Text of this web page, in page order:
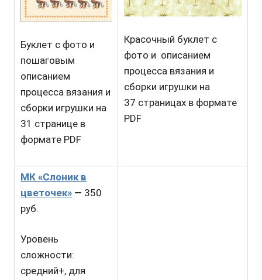
Буклет с фото и
пошаговым
описанием
процесса вязания и
сборки игрушки на
31 странице в
формате PDF
Красочный буклет с
фото и описанием
процесса вязания и
сборки игрушки на
37 страницах в формате
PDF
МК «Слоник в
цветочек» — 350
руб.
Уровень
сложности:
средний+, для